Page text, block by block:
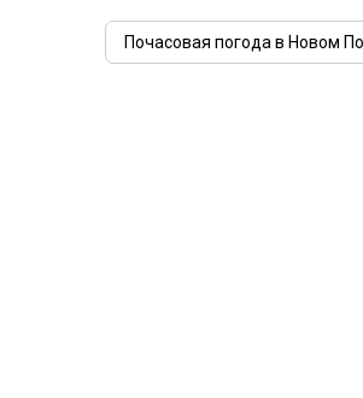
Почасовая погода в Новом